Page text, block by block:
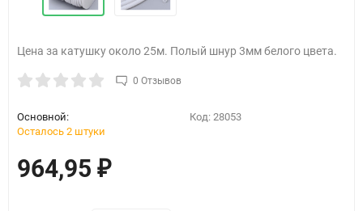
Цена за катушку около 25м. Полый шнур 3мм белого цвета.
0 Отзывов
Основной:
Осталось 2 штуки
Код: 28053
964,95 ₽